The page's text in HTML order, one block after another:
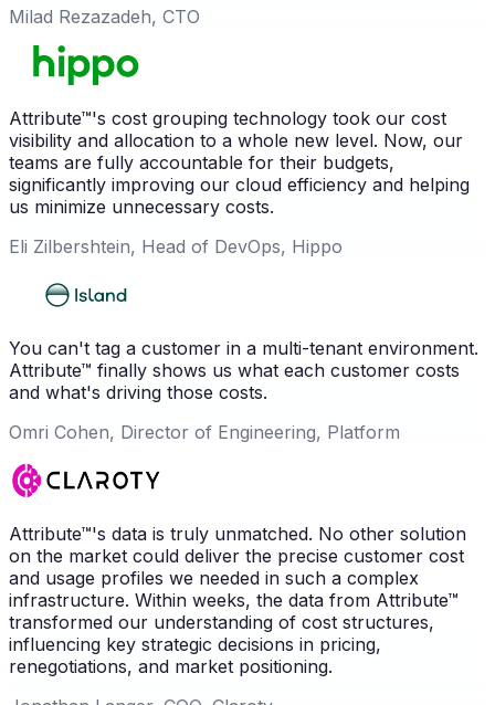
Milad Rezazadeh, CTO
Attribute™'s cost grouping technology took our cost
visibility and allocation to a whole new level. Now, our
teams are fully accountable for their budgets,
significantly improving our cloud efficiency and helping
us minimize unnecessary costs.
Eli Zilbershtein, Head of DevOps, Hippo
You can't tag a customer in a multi-tenant environment.
Attribute™ finally shows us what each customer costs
and what's driving those costs.
Omri Cohen, Director of Engineering, Platform
Attribute™'s data is truly unmatched. No other solution
on the market could deliver the precise customer cost
and usage profiles we needed in such a complex
infrastructure. Within weeks, the data from Attribute™
transformed our understanding of cost structures,
influencing key strategic decisions in pricing,
renegotiations, and market positioning.